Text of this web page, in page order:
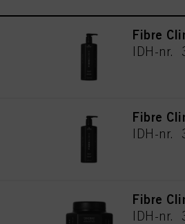
Fibre
IDH-nr.
Fibre
IDH-nr.
Fibre
IDH-nr.